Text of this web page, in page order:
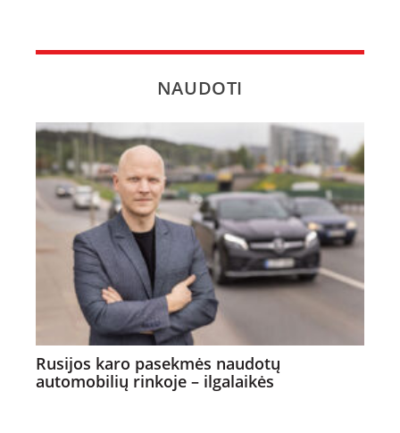
NAUDOTI
Rusijos karo pasekmės naudotų
automobilių rinkoje – ilgalaikės